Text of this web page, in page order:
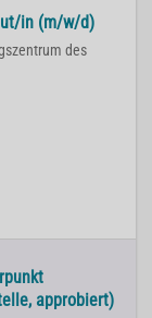
in (m/w/d)
des
approbiert)